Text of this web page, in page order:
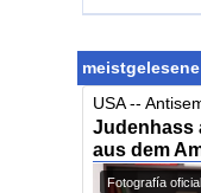
USA --
Judenhass
aus dem
Fotografía